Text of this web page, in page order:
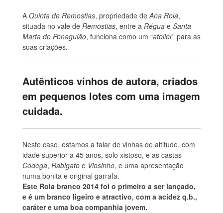
A Quinta de Remostias, propriedade de Ana Rola,
situada no vale de Remostias, entre a Régua e Santa
Marta de Penaguião, funciona como um “atelier” para as
suas criações.
Autênticos vinhos de autora, criados
em pequenos lotes com uma imagem
cuidada.
Neste caso, estamos a falar de vinhas de altitude, com
idade superior a 45 anos, solo xistoso, e as castas
Códega, Rabigato e Viosinho, e uma apresentação
numa bonita e original garrafa.
Este Rola branco 2014 foi o primeiro a ser lançado,
e é um branco ligeiro e atractivo, com a acidez q.b.,
caráter e uma boa companhia jovem.